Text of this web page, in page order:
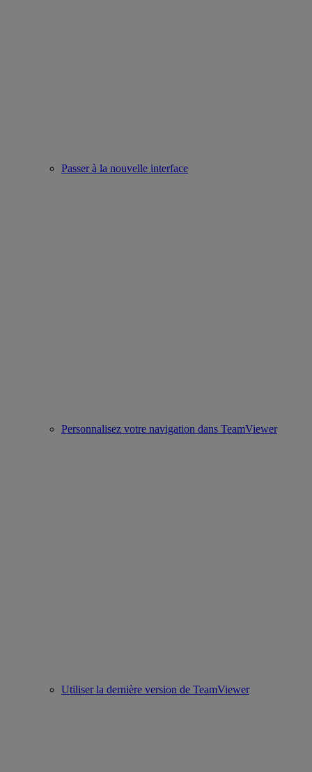
Passer à la nouvelle interface
Personnalisez votre navigation dans TeamViewer
Utiliser la dernière version de TeamViewer